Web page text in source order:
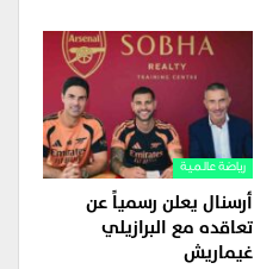
رياضة عالمية
أرسنال يعلن رسمياً عن
تعاقده مع البرازيلي
غيماريش